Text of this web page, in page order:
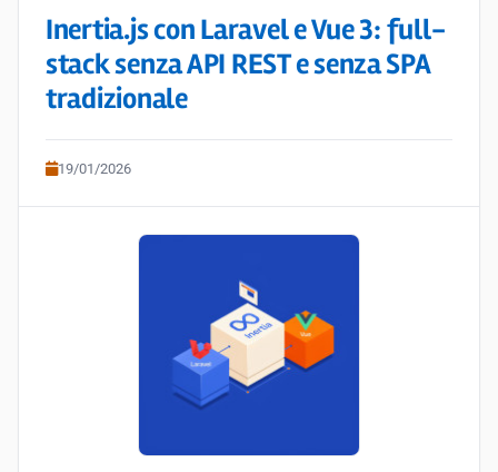
Inertia.js con Laravel e Vue 3: full-
stack senza API REST e senza SPA
tradizionale
19/01/2026